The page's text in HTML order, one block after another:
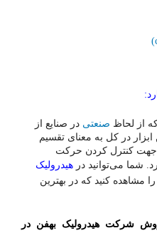
صنعتی در صنایع از
در کل به معنای تقسیم
جهت کنترل کردن حرکت
شما می‌توانید در هیدرولیک
را مشاهده کنید که در بهترین
شرکت هیدرولیک بهفن در